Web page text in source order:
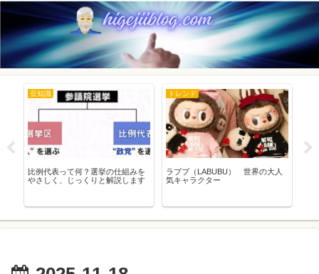
豆知識
比例代表って何？選挙の仕組みを
やさしく、じっくりと解説します
トレンド
ラブブ（LABUBU） 世界の大人
気キャラクター